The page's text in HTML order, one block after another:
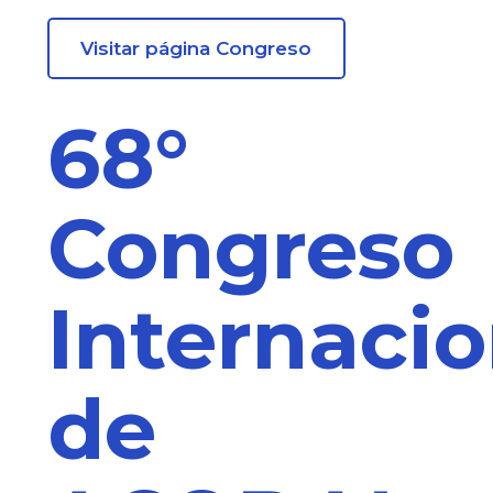
Visitar página Congreso
68°
Congreso
de